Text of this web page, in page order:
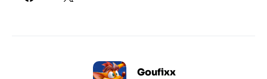
Goufixx